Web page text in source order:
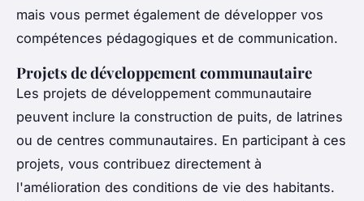
mais vous permet également de développer vos
compétences pédagogiques et de communication.
Projets de développement communautaire
Les projets de développement communautaire
peuvent inclure la construction de puits, de latrines
ou de centres communautaires. En participant à ces
projets, vous contribuez directement à
l'amélioration des conditions de vie des habitants.